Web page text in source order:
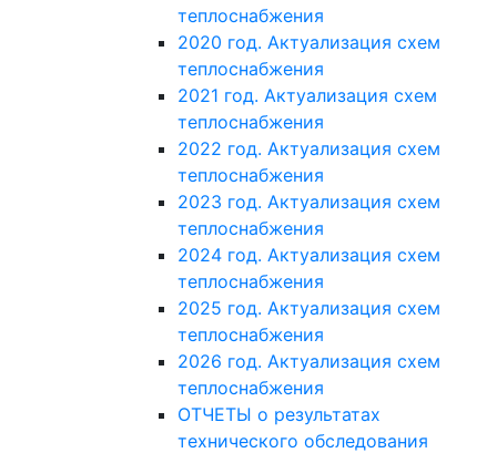
теплоснабжения
2020 год. Актуализация схем
теплоснабжения
2021 год. Актуализация схем
теплоснабжения
2022 год. Актуализация схем
теплоснабжения
2023 год. Актуализация схем
теплоснабжения
2024 год. Актуализация схем
теплоснабжения
2025 год. Актуализация схем
теплоснабжения
2026 год. Актуализация схем
теплоснабжения
ОТЧЕТЫ о результатах
технического обследования